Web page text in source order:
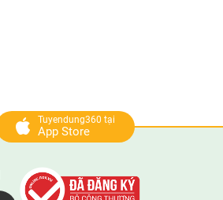
Tuyendung360 tại
App Store